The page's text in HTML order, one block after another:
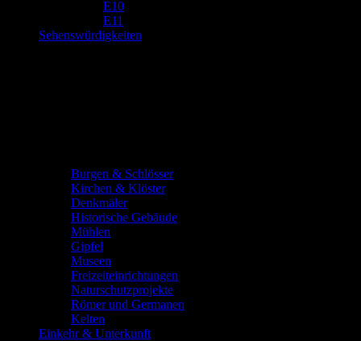
E10
E11
Sehenswürdigkeiten
Burgen & Schlösser
Kirchen & Klöster
Denkmäler
Historische Gebäude
Mühlen
Gipfel
Museen
Freizeiteinrichtungen
Naturschutzprojekte
Römer und Germanen
Kelten
Einkehr & Unterkunft